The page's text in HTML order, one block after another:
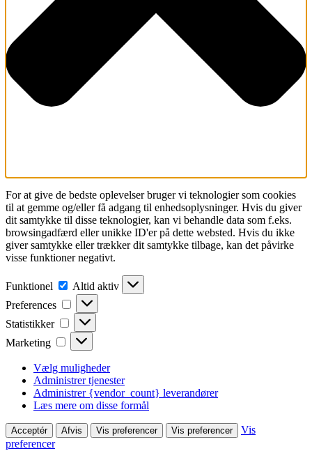
For at give de bedste oplevelser bruger vi teknologier som cookies
til at gemme og/eller få adgang til enhedsoplysninger. Hvis du giver
dit samtykke til disse teknologier, kan vi behandle data som f.eks.
browsingadfærd eller unikke ID'er på dette websted. Hvis du ikke
giver samtykke eller trækker dit samtykke tilbage, kan det påvirke
visse funktioner negativt.
Funktionel Funktionel
Altid aktiv
Preferences
Preferences
Statistikker Statistikker
Marketing Marketing
Vælg muligheder
Administrer tjenester
Administrer {vendor_count} leverandører
Læs mere om disse formål
Acceptér Afvis Vis preferencer Vis preferencer
Vis
preferencer